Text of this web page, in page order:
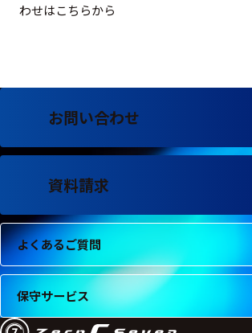
わせはこちらから
お問い合わせ
資料請求
よくあるご質問
保守サービス